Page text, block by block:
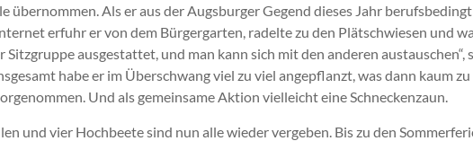
übernommen. Als er aus der Augsburger Gegend dieses Jahr
erfuhr er von dem Bürgergarten, radelte zu den Plätschwiesen und
ausgestattet, und man kann sich mit den anderen
habe er im Überschwang viel zu viel angepflanzt, was dann kaum
Und als gemeinsame Aktion vielleicht eine Schneckenzaun.
und vier Hochbeete sind nun alle wieder vergeben. Bis zu den